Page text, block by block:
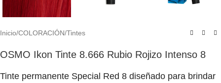
Inicio/COLORACIÓN/Tintes
OSMO Ikon Tinte 8.666 Rubio Rojizo Intenso 8
Tinte permanente Special Red 8 diseñado para brindar